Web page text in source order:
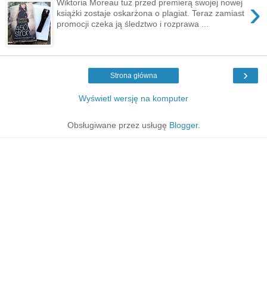
›
Wiktoria Moreau tuż przed premierą swojej nowej
książki zostaje oskarżona o plagiat. Teraz zamiast
promocji czeka ją śledztwo i rozprawa ...
›
Strona główna
Wyświetl wersję na komputer
Obsługiwane przez usługę Blogger.